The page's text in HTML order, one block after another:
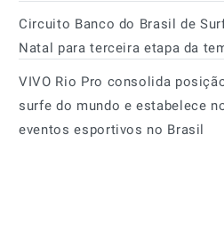
Circuito Banco do Brasil de
Natal para terceira etapa da
VIVO Rio Pro consolida
surfe do mundo e estabelece
eventos esportivos no Brasil